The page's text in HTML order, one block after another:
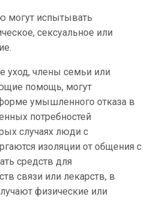
могут испытывать
сексуальное или
уход, члены семьи или
помощь, могут
умышленного отказа в
потребностей
случаях люди с
изоляции от общения с
средств для
связи или лекарств, в
физические или